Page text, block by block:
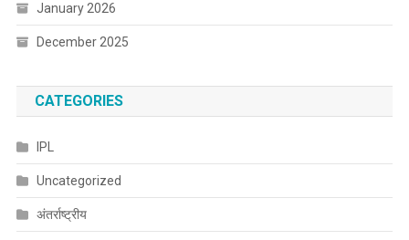
January 2026
December 2025
CATEGORIES
IPL
Uncategorized
अंतर्राष्ट्रीय